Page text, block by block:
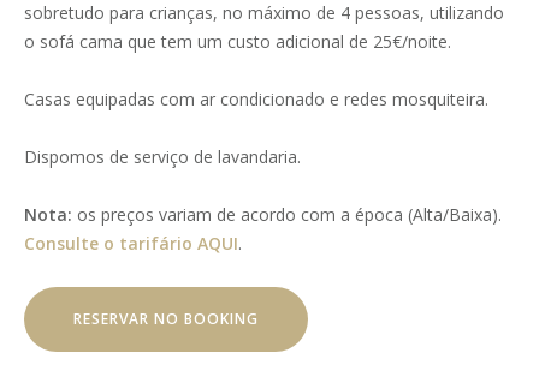
sobretudo para crianças, no máximo de 4 pessoas, utilizando
o sofá cama que tem um custo adicional de 25€/noite.
Casas equipadas com ar condicionado e redes mosquiteira.
Dispomos de serviço de lavandaria.
Nota: os preços variam de acordo com a época (Alta/Baixa).
Consulte o tarifário AQUI.
RESERVAR NO BOOKING